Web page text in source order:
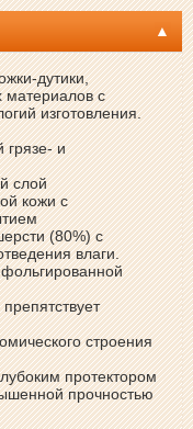
дутики,
материалов с
изготовления.
грязе- и
слой
кожи с
(80%) с
влаги.
строения
протектором
прочностью